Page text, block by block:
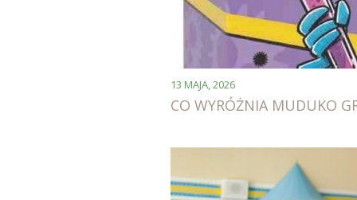
13 MAJA, 2026
CO WYRÓŻNIA MUDUKO